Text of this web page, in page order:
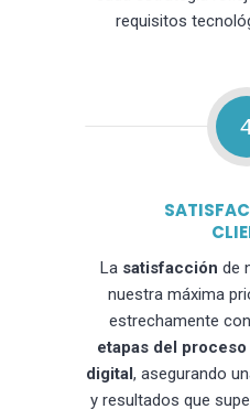
requisitos
La satisfacción de
nuestra máxima
estrechamente
etapas del
digital, asegurando
y resultados que